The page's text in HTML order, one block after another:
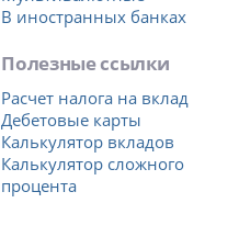
В иностранных банках
Полезные ссылки
Расчет налога на вклад
Дебетовые карты
Калькулятор вкладов
Калькулятор сложного
процента